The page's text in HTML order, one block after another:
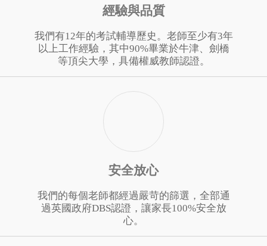
經驗與品質
我們有12年的考試輔導歷史。老師至少有3年
以上工作經驗，其中90%畢業於牛津、劍橋
等頂尖大學，具備權威教師認證。
安全放心
我們的每個老師都經過嚴苛的篩選，全部通
過英國政府DBS認證，讓家長100%安全放
心。